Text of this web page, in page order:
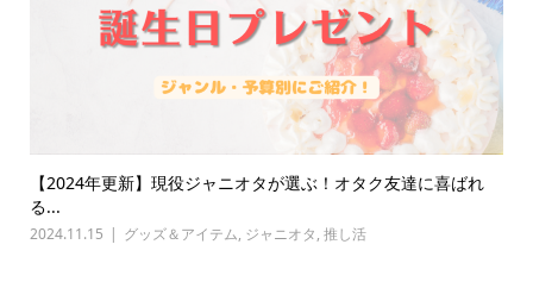
【2024年更新】現役ジャニオタが選ぶ！オタク友達に喜ばれ
る...
2024.11.15 グッズ＆アイテム, ジャニオタ, 推し活